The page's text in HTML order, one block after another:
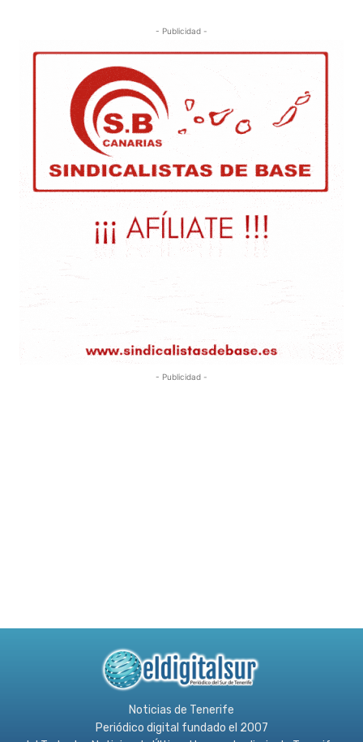
- Publicidad -
- Publicidad -
Noticias de Tenerife
Periódico digital fundado el 2007